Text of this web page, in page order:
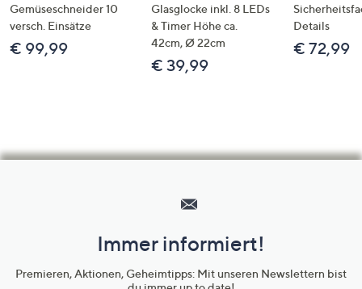
Gemüseschneider 10
versch. Einsätze
€ 99,99
Glasglocke inkl. 8 LEDs
& Timer Höhe ca.
42cm, Ø 22cm
€ 39,99
Details
€ 72,99
Unternehmensinformationen
Immer informiert!
Premieren, Aktionen, Geheimtipps: Mit unseren Newslettern bist